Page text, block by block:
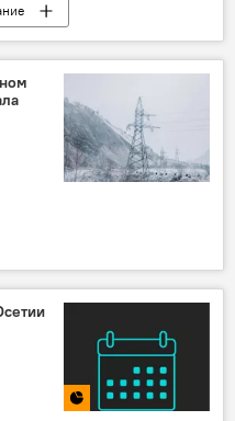
Новости
Транскам
Новости